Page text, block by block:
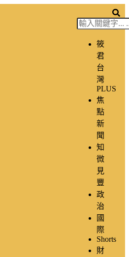
筱
君
台
灣
PLUS
焦
點
新
聞
知
微
見
豐
政
治
國
際
Shorts
財